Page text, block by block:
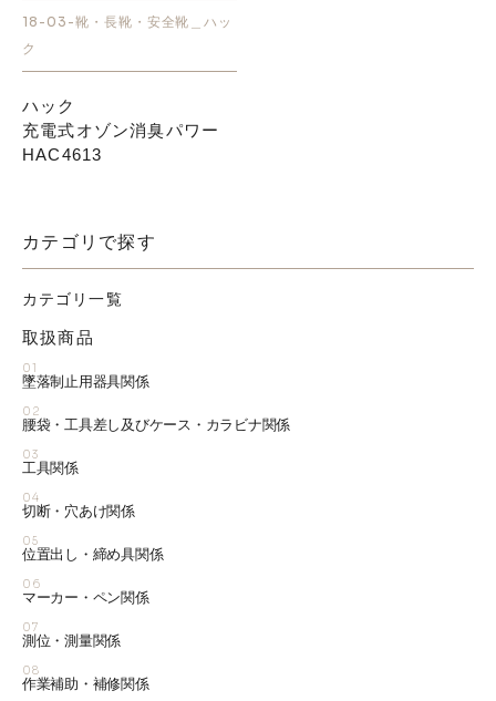
18-03-靴・長靴・安全靴＿ハッ
ク
ハック
充電式オゾン消臭パワー
HAC4613
カテゴリで探す
カテゴリ一覧
取扱商品
01
墜落制止用器具関係
02
腰袋・工具差し及びケース・カラビナ関係
03
工具関係
04
切断・穴あけ関係
05
位置出し・締め具関係
06
マーカー・ペン関係
07
測位・測量関係
08
作業補助・補修関係